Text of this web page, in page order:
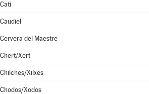
Catí
Caudiel
Cervera del Maestre
Chert/Xert
Chilches/Xilxes
Chodos/Xodos